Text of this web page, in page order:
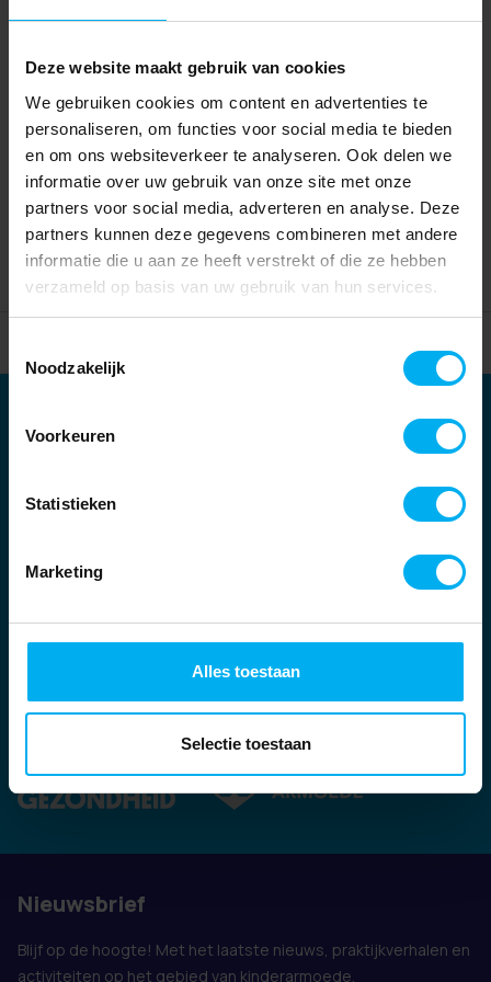
Deze website maakt gebruik van cookies
We gebruiken cookies om content en advertenties te
personaliseren, om functies voor social media te bieden
en om ons websiteverkeer te analyseren. Ook delen we
informatie over uw gebruik van onze site met onze
partners voor social media, adverteren en analyse. Deze
partners kunnen deze gegevens combineren met andere
informatie die u aan ze heeft verstrekt of die ze hebben
verzameld op basis van uw gebruik van hun services.
Noodzakelijk
Voorkeuren
Statistieken
Marketing
Alles toestaan
Selectie toestaan
Partners
Ook vertegenwoordigd door:
Nieuwsbrief
Blijf op de hoogte! Met het laatste nieuws, praktijkverhalen en
activiteiten op het gebied van kinderarmoede.